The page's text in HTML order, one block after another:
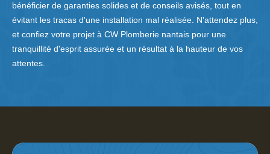
bénéficier de garanties solides et de conseils avisés, tout en
évitant les tracas d'une installation mal réalisée. N'attendez plus,
et confiez votre projet à CW Plomberie nantais pour une
tranquillité d'esprit assurée et un résultat à la hauteur de vos
attentes.